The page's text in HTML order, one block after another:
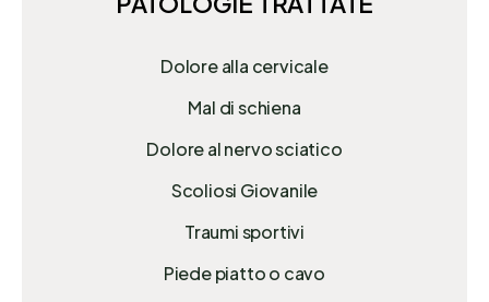
Dolore alla cervicale
Mal di schiena
Dolore al nervo sciatico
Scoliosi Giovanile
Traumi sportivi
Piede piatto o cavo